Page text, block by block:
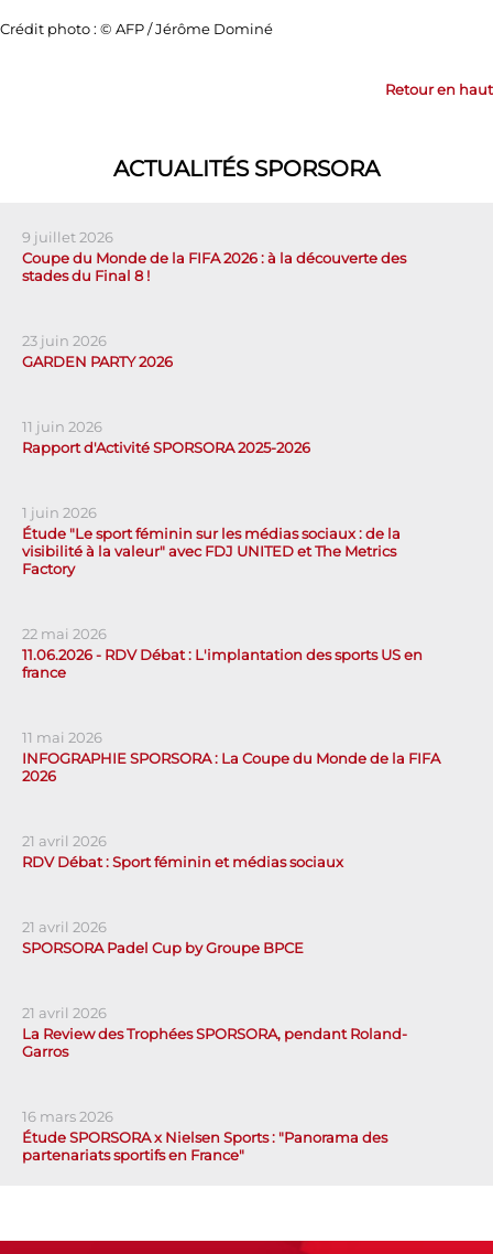
Crédit photo : © AFP / Jérôme Dominé
Retour en haut
ACTUALITÉS SPORSORA
9 juillet 2026
Coupe du Monde de la FIFA 2026 : à la découverte des
stades du Final 8 !
23 juin 2026
GARDEN PARTY 2026
11 juin 2026
Rapport d'Activité SPORSORA 2025-2026
1 juin 2026
Étude "Le sport féminin sur les médias sociaux : de la
visibilité à la valeur" avec FDJ UNITED et The Metrics
Factory
22 mai 2026
11.06.2026 - RDV Débat : L'implantation des sports US en
france
11 mai 2026
INFOGRAPHIE SPORSORA : La Coupe du Monde de la FIFA
2026
21 avril 2026
RDV Débat : Sport féminin et médias sociaux
21 avril 2026
SPORSORA Padel Cup by Groupe BPCE
21 avril 2026
La Review des Trophées SPORSORA, pendant Roland-
Garros
16 mars 2026
Étude SPORSORA x Nielsen Sports : "Panorama des
partenariats sportifs en France"